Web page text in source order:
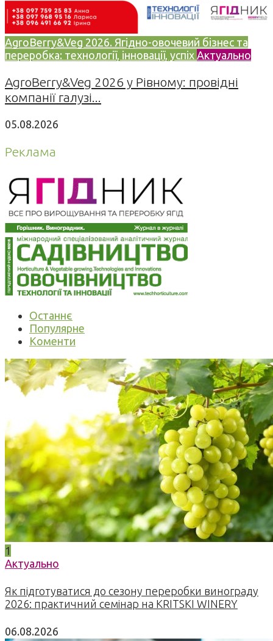
AgroBerry&Veg 2026. Ягідно-овочевий бізнес та
переробка: технології, інновації, успіх Актуально
AgroBerry&Veg 2026 у Рівному: провідні
компанії галузі...
05.08.2026
Реклама
Останнє
Популярне
Коменти
1
Актуально
Як підготуватися до сезону переробки винограду
2026: практичний семінар на KRITSKI WINERY
06.08.2026